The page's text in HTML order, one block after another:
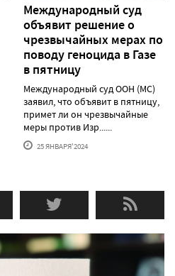
Международный суд
объявит решение о
чрезвычайных мерах по
поводу геноцида в Газе
в пятницу
Международный суд ООН (МС)
заявил, что объявит в пятницу,
примет ли он чрезвычайные
меры против Изр......
25 ЯНВАРЯ'2024